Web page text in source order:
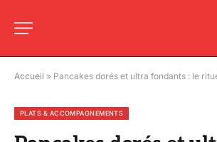
Accueil » Pancakes dorés et ultra fondants : le rituel gourmand
PLATS & ACCOMPAGNEMENTS